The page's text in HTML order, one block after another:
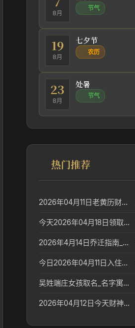
8月
节气
19
8月
七夕节
农历
23
8月
处暑
节气
热门推荐
2026年04月11日老黄历财神方位_财神方位与供奉讲究
今天2026年04月18日领取结婚证老黄历不适合吗_领证日期参考
2026年4月14日乔迁指南_搬家择日参考
今日2026年04月11日入住新居老黄历不适宜吗_搬家择日参考
吴姓端庄女孩取名_名字寓意参考
2026年04月12日今天财神在哪个吉位_财神方位参考